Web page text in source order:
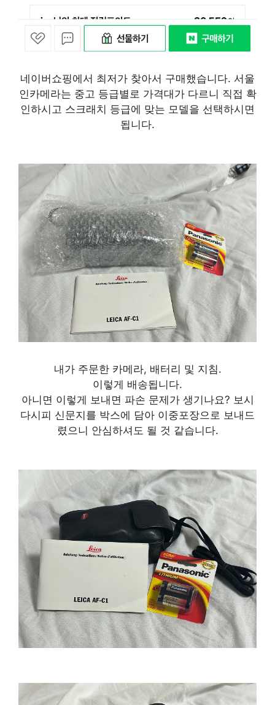
네이버쇼핑에서 최저가 찾아서 구매했습니다. 서울
인카메라는 중고 등급별로 가격대가 다르니 직접 확
인하시고 스크래치 등급에 맞는 모델을 선택하시면
됩니다.
내가 주문한 카메라, 배터리 및 지침.
이렇게 배송됩니다.
아니면 이렇게 보내면 파손 문제가 생기나요? 보시
다시피 신문지를 박스에 담아 이중포장으로 보내드
렸으니 안심하셔도 될 것 같습니다.